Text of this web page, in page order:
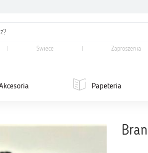
Świece Zaproszenia
Papeteria